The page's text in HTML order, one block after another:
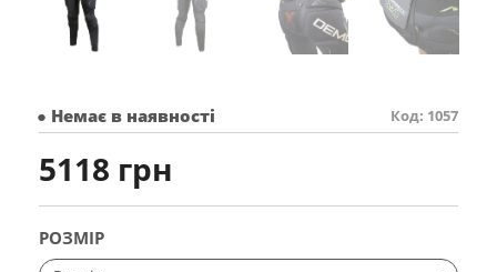
● Немає в наявності Код: 1057
5118 грн
РОЗМІР